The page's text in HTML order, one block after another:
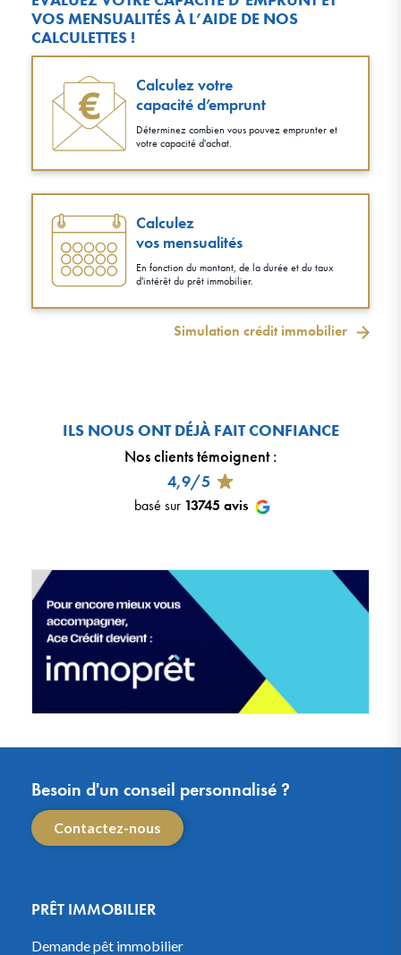
VOS MENSUALITÉS À L’AIDE DE NOS
CALCULETTES !
Calculez votre
capacité d’emprunt
Déterminez combien vous pouvez emprunter et
votre capacité d'achat.
Calculez
vos mensualités
En fonction du montant, de la durée et du taux
d'intérêt du prêt immobilier.
Simulation crédit immobilier
ILS NOUS ONT DÉJÀ FAIT CONFIANCE
Nos clients témoignent:
4,9/5
basé sur 13745 avis
Besoin d'un conseil personnalisé ?
Contactez-nous
PRÊT IMMOBILIER
Demande pêt immobilier